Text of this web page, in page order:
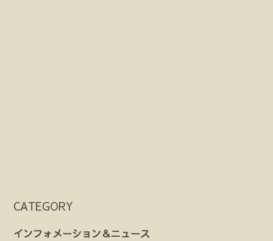
CATEGORY
インフォメーション＆ニュース